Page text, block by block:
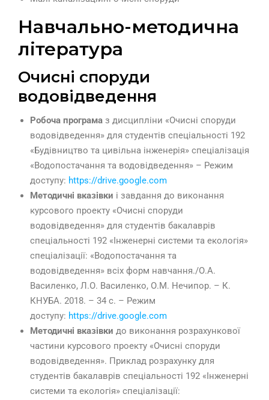
Навчально-методична
література
Очисні споруди
водовідведення
Робоча програма з дисципліни «Очисні споруди
водовідведення» для студентів спеціальності 192
«Будівництво та цивільна інженерія» спеціалізація
«Водопостачання та водовідведення» – Режим
доступу: https://drive.google.com
Методичні вказівки і завдання до виконання
курсового проекту «Очисні споруди
водовідведення» для студентів бакалаврів
спеціальності 192 «Інженерні системи та екологія»
спеціалізації: «Водопостачання та
водовідведення» всіх форм навчання./О.А.
Василенко, Л.О. Василенко, О.М. Нечипор. – К.
КНУБА. 2018. – 34 с. – Режим
доступу: https://drive.google.com
Методичні вказівки до виконання розрахункової
частини курсового проекту «Очисні споруди
водовідведення». Приклад розрахунку для
студентів бакалаврів спеціальності 192 «Інженерні
системи та екологія» спеціалізації: